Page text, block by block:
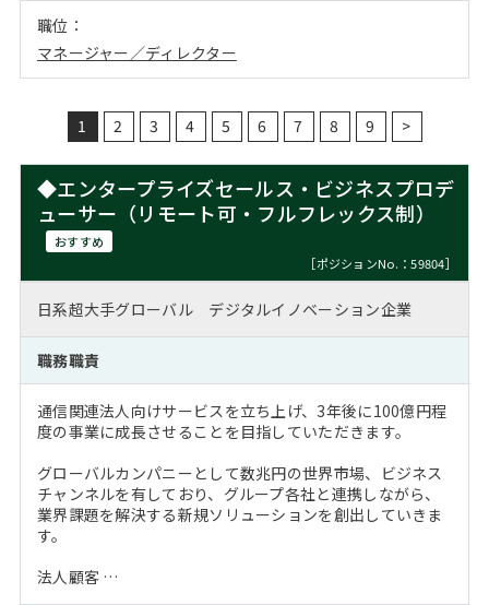
職位：
マネージャー／ディレクター
1 2 3 4 5 6 7 8 9 >
◆エンタープライズセールス・ビジネスプロデ
ューサー（リモート可・フルフレックス制）
おすすめ
［ポジションNo.：59804］
日系超大手グローバル デジタルイノベーション企業
職務職責
通信関連法人向けサービスを立ち上げ、3年後に100億円程
度の事業に成長させることを目指していただきます。
グローバルカンパニーとして数兆円の世界市場、ビジネス
チャンネルを有しており、グループ各社と連携しながら、
業界課題を解決する新規ソリューションを創出していきま
す。
法人顧客 …